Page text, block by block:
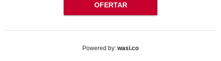
OFERTAR
Powered by: wasi.co